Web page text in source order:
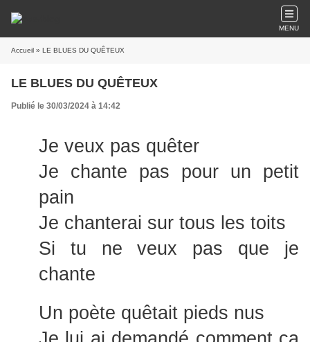
MENU
Accueil » LE BLUES DU QUÊTEUX
LE BLUES DU QUÊTEUX
Publié le 30/03/2024 à 14:42
Je veux pas quêter
Je chante pas pour un petit
pain
Je chanterai sur tous les toits
Si tu ne veux pas que je
chante
Un poète quêtait pieds nus